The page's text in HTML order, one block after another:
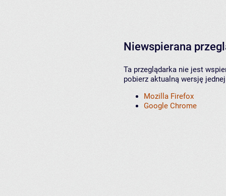
Niewspierana
Ta przeglądarka nie jest
pobierz aktualną wersję
Mozilla Firefox
Google Chrome